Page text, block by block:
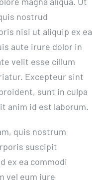
nostrud
nisi ut aliquip ex ea
aute irure dolor in
velit esse cillum
Excepteur sint
sunt in culpa
anim id est laborum.
quis nostrum
suscipit
ex ea commodi
vel eum iure